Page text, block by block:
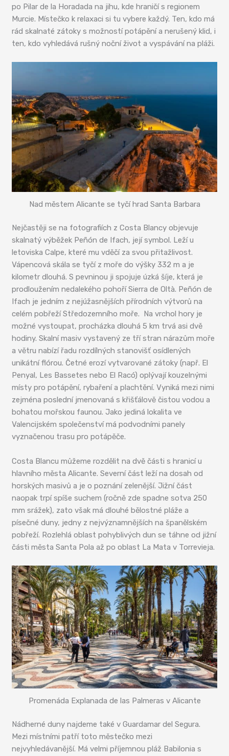
po Pilar de la Horadada na jihu, kde hraničí s regionem
Murcie. Místečko k relaxaci si tu vybere každý. Ten, kdo má
rád skalnaté zátoky s možností potápění a nerušený klid, i
ten, kdo vyhledává rušný noční život a vyspávání na pláži.
Nad městem Alicante se tyčí hrad Santa Barbara
Nejčastěji se na fotografiích z Costa Blancy objevuje
skalnatý výběžek Peñón de Ifach, její symbol. Leží u
letoviska Calpe, které mu vděčí za svou přitažlivost.
Vápencová skála se tyčí z moře do výšky 332 m a je
kilometr dlouhá. S pevninou ji spojuje úzká šíje, která je
prodloužením nedalekého pohoří Sierra de Oltà. Peñón de
Ifach je jedním z nejúžasnějších přírodních výtvorů na
celém pobřeží Středozemního moře. Na vrchol hory je
možné vystoupat, procházka dlouhá 5 km trvá asi dvě
hodiny. Skalní masiv vystavený ze tří stran nárazům moře
a větru nabízí řadu rozdílných stanovišť osídlených
unikátní flórou. Četné erozí vytvarované zátoky (např. El
Penyal, Les Bassetes nebo El Racó) oplývají kouzelnými
místy pro potápění, rybaření a plachtění. Vyniká mezi nimi
zejména poslední jmenovaná s křišťálově čistou vodou a
bohatou mořskou faunou. Jako jediná lokalita ve
Valencijském společenství má podvodními panely
vyznačenou trasu pro potápěče.
Costa Blancu můžeme rozdělit na dvě části s hranicí u
hlavního města Alicante. Severní část leží na dosah od
horských masivů a je o poznání zelenější. Jižní část
naopak trpí spíše suchem (ročně zde spadne sotva 250
mm srážek), zato však má dlouhé bělostné pláže a
písečné duny, jedny z nejvýznamnějších na španělském
pobřeží. Rozlehlá oblast pohyblivých dun se táhne od jižní
části města Santa Pola až po oblast La Mata v Torrevieja.
Promenáda Explanada de las Palmeras v Alicante
Nádherné duny najdeme také v Guardamar del Segura.
Mezi místními patří toto městečko mezi
nejvyhledávanější. Má velmi příjemnou pláž Babilonia s